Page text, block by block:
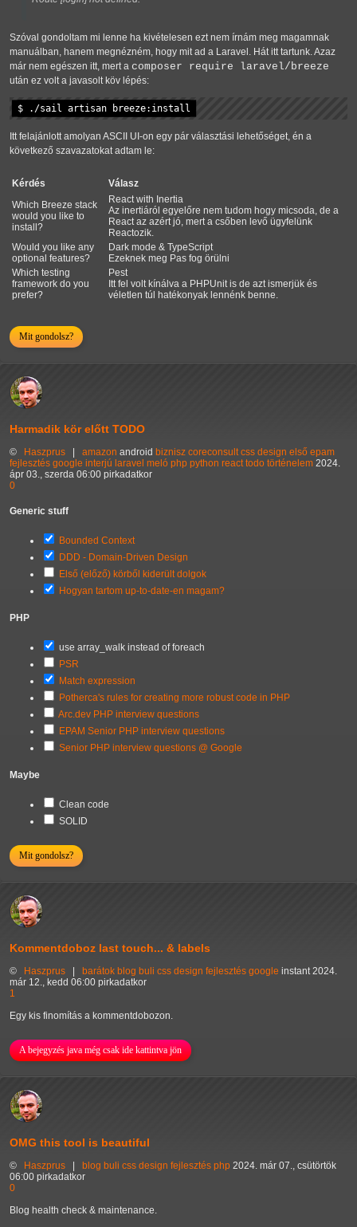
Szóval gondoltam mi lenne ha kivételesen ezt nem írnám meg magamnak
manuálban, hanem megnézném, hogy mit ad a Laravel. Hát itt tartunk. Azaz
már nem egészen itt, mert a composer require laravel/breeze
után ez volt a javasolt köv lépés:
$ ./sail artisan breeze:install
Itt felajánlott amolyan ASCII UI-on egy pár választási lehetőséget, én a
következő szavazatokat adtam le:
Kérdés
Válasz
Which Breeze stack
would you like to
install?
React with Inertia
Az inertiáról egyelőre nem tudom hogy micsoda, de a
React az azért jó, mert a csőben levő ügyfelünk
Reactozik.
Would you like any
optional features?
Dark mode & TypeScript
Ezeknek meg Pas fog örülni
Which testing
framework do you
prefer?
Pest
Itt fel volt kínálva a PHPUnit is de azt ismerjük és
véletlen túl hatékonyak lennénk benne.
Mit gondolsz?
Harmadik kör előtt TODO
© Haszprus amazon android biznisz coreconsult css design első epam
fejlesztés google interjú laravel meló php python react todo történelem 2024.
ápr 03., szerda 06:00 pirkadatkor
0
Generic stuff
Bounded Context
DDD - Domain-Driven Design
Első (előző) körből kiderült dolgok
Hogyan tartom up-to-date-en magam?
PHP
use array_walk instead of foreach
PSR
Match expression
Potherca's rules for creating more robust code in PHP
Arc.dev PHP interview questions
EPAM Senior PHP interview questions
Senior PHP interview questions @ Google
Maybe
Clean code
SOLID
Mit gondolsz?
Kommentdoboz last touch... & labels
© Haszprus | barátok blog buli css design fejlesztés google instant 2024.
már 12., kedd 06:00 pirkadatkor
1
Egy kis finomítás a kommentdobozon.
A bejegyzés java még csak ide kattintva jön
OMG this tool is beautiful
© Haszprus | blog buli css design fejlesztés php 2024. már 07., csütörtök
06:00 pirkadatkor
0
Blog health check & maintenance.